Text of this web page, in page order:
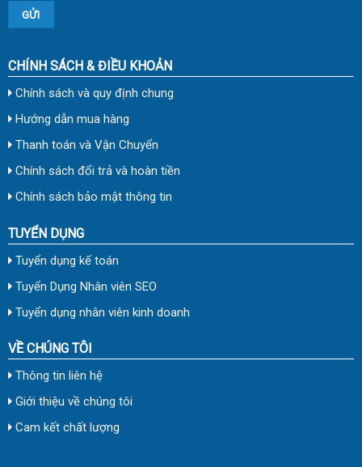
CHÍNH SÁCH & ĐIỀU KHOẢN
Chính sách và quy định chung
Hướng dẫn mua hàng
Thanh toán và Vận Chuyển
Chính sách đổi trả và hoàn tiền
Chính sách bảo mật thông tin
TUYỂN DỤNG
Tuyển dụng kế toán
Tuyển Dụng Nhân viên SEO
Tuyển dụng nhân viên kinh doanh
VỀ CHÚNG TÔI
Thông tin liên hệ
Giới thiệu về chúng tôi
Cam kết chất lượng